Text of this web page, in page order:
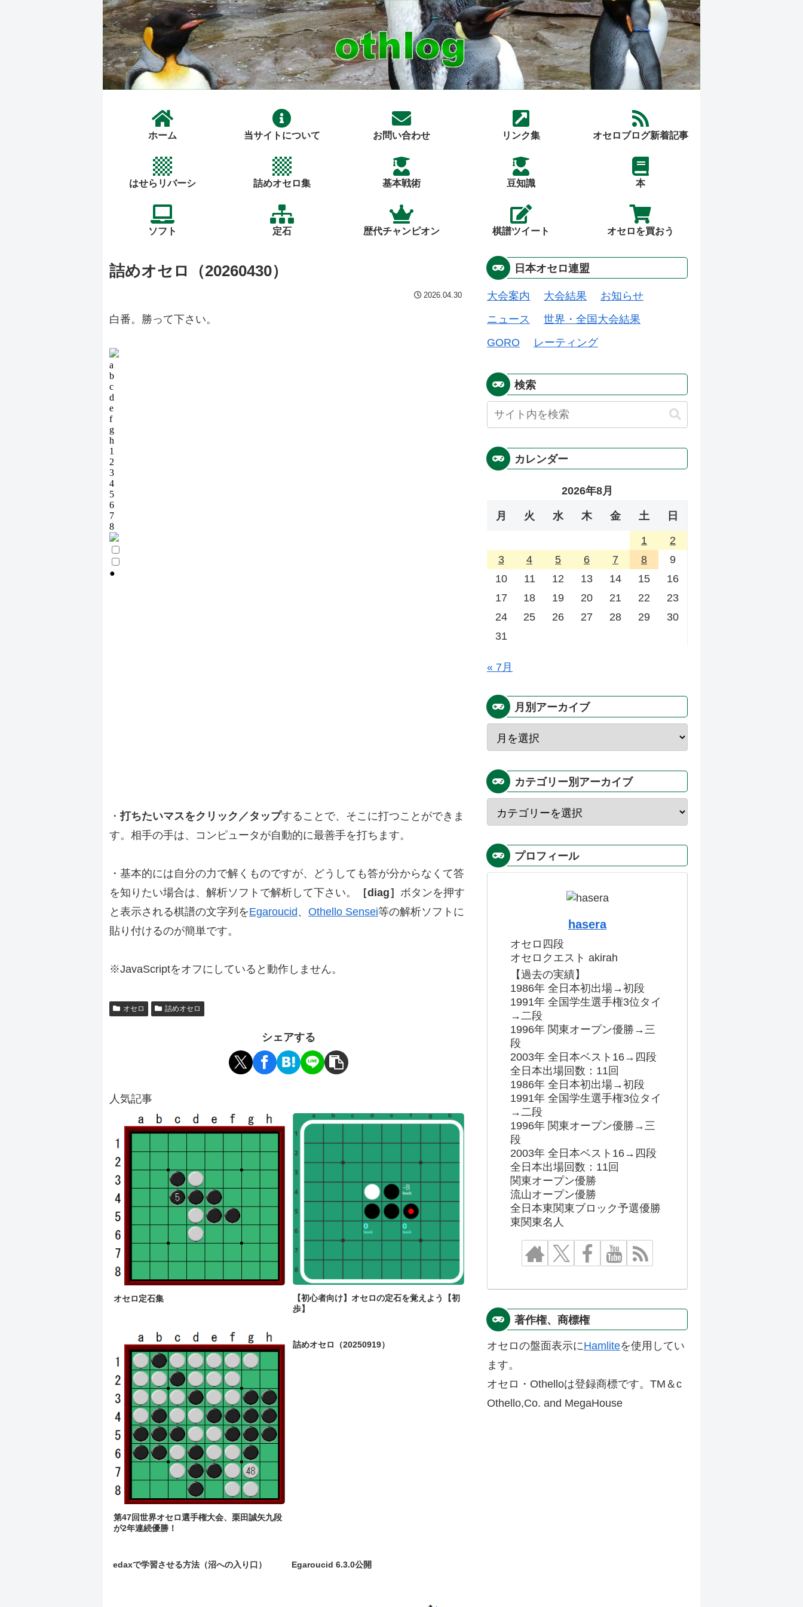
ホーム 当サイトについて お問い合わせ リンク集 オセロブログ新着記事
はせらリバーシ 詰めオセロ集 基本戦術 豆知識 本
ソフト 定石 歴代チャンピオン 棋譜ツイート オセロを買おう
詰めオセロ（20260430）
2026.04.30
白番。勝って下さい。
・打ちたいマスをクリック／タップすることで、そこに打つことができま
す。相手の手は、コンピュータが自動的に最善手を打ちます。
・基本的には自分の力で解くものですが、どうしても答が分からなくて答
を知りたい場合は、解析ソフトで解析して下さい。
［diag］ ボタンを押す
と表示される棋譜の文字列をEgaroucid、 Othello Sensei等の解析ソフトに
貼り付けるのが簡単です。
※JavaScriptをオフにしていると動作しません。
オセロ 詰めオセロ
シェアする
人気記事
オセロ定石集
【初心者向け】オセロの定石を覚えよう【初
歩】
第47回世界オセロ選手権大会、栗田誠矢九段
が2年連続優勝！
詰めオセロ（20250919）
edaxで学習させる方法（沼への入り口） Egaroucid 6.3.0公開
日本オセロ連盟
大会案内 大会結果
お知らせ
ニュース
世界・全国大会結果
GORO
レーティング
検索
カレンダー
2026年8月
月 火 水 木 金 土 日
1
2
3
4 5 6 7 8
9
10
11 12 13 14 15
16
17
18 19 20 21 22
23
24
25 26 27 28 29
30
31
« 7月
月別アーカイブ
カテゴリー別アーカイブ
プロフィール
hasera
オセロ四段
オセロクエスト akirah
【過去の実績】
1986年 全日本初出場→初段
1991年 全国学生選手権3位タイ
→二段
1996年 関東オープン優勝→三
段
2003年 全日本ベスト16→四段
全日本出場回数：11回
1986年 全日本初出場→初段
1991年 全国学生選手権3位タイ
→二段
1996年 関東オープン優勝→三
段
2003年 全日本ベスト16→四段
全日本出場回数：11回
関東オープン優勝
流山オープン優勝
全日本東関東ブロック予選優勝
東関東名人
著作権、商標権
オセロの盤面表示にHamliteを使用してい
ます。
オセロ・Othelloは登録商標です。TM＆c
Othello,Co. and MegaHouse